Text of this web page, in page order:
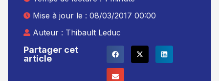
Partager cet
article
Mise à jour le : 08/03/2017 00:00
Auteur : Thibault Leduc